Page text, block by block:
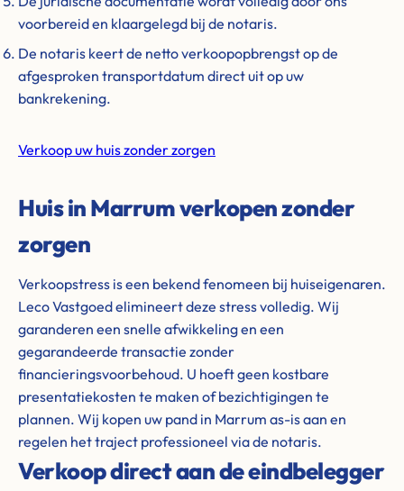
voorbereid en klaargelegd bij de notaris.
De notaris keert de netto verkoopopbrengst op de
afgesproken transportdatum direct uit op uw
bankrekening.
Verkoop uw huis zonder zorgen
Huis in Marrum verkopen zonder
zorgen
Verkoopstress is een bekend fenomeen bij huiseigenaren.
Leco Vastgoed elimineert deze stress volledig. Wij
garanderen een snelle afwikkeling en een
gegarandeerde transactie zonder
financieringsvoorbehoud. U hoeft geen kostbare
presentatiekosten te maken of bezichtigingen te
plannen. Wij kopen uw pand in Marrum as-is aan en
regelen het traject professioneel via de notaris.
Verkoop direct aan de eindbelegger